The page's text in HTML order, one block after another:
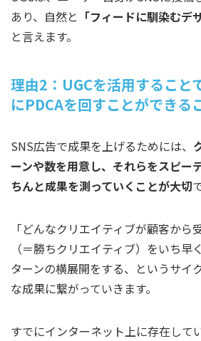
あり、自然と 「フィードに馴染むデ
と言えます。
理由2：UGCを活用すること
にPDCAを回すことができる
SNS広告で成果を上げるためには、
ーンや数を用意し、それらをスピー
ちんと成果を測っていくことが大切
「どんなクリエイティブが顧客から
（＝勝ちクリエイティブ）をいち
ターンの横展開をする、というサイ
な成果に繋がっていきます。
すでにインターネット上に存在して